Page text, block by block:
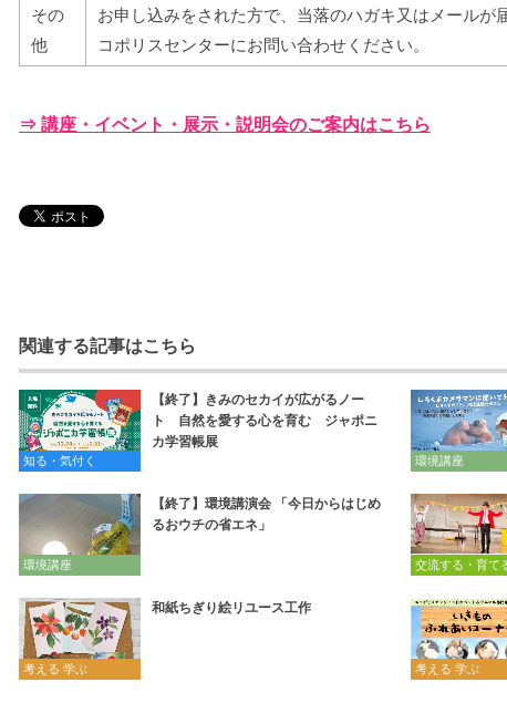
その
他
お申し込みをされた方で、当落のハガキ又はメールが
コポリスセンターにお問い合わせください。
⇒ 講座・イベント・展示・説明会のご案内はこちら
関連する記事はこちら
知る・気付く
【終了】きみのセカイが広がるノー
ト 自然を愛する心を育む ジャポニ
カ学習帳展
環境講座
環境講座
【終了】環境講演会 「今日からはじめ
るおウチの省エネ」
交流する・育て
考える 学ぶ
和紙ちぎり絵リユース工作
考える 学ぶ